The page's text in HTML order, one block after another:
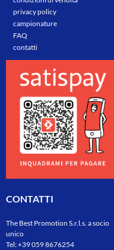
privacy policy
campionature
FAQ
contatti
CONTATTI
The Best Promotion S.r.l.s. a socio
unico
Tel:+39 059 8676254